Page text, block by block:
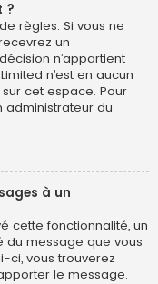
?
règles. Si vous ne
un
n’appartient
n’est en aucun
cet espace. Pour
administrateur du
à un
cette fonctionnalité, un
message que vous
ci, vous trouverez
le message.